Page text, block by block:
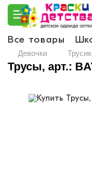
Все товары
Девочки
Трусы, арт.: